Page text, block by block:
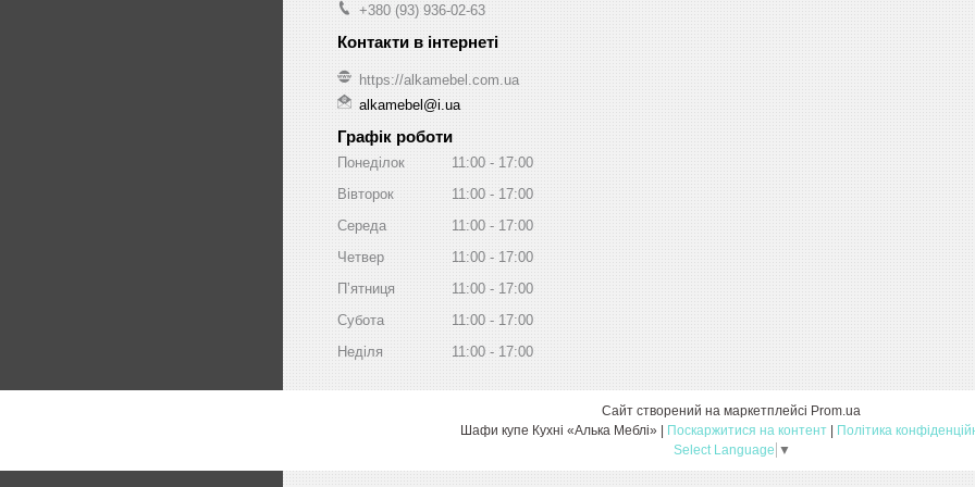
+380 (93) 936-02-63
https://alkamebel.com.ua
alkamebel@i.ua
Графік роботи
Понеділок 11:00
17:00
Вівторок
11:00
17:00
Середа
11:00
17:00
Четвер
11:00
17:00
Пʼятниця
11:00
17:00
Субота
11:00
17:00
Неділя
11:00 17:00
Сайт створений на маркетплейсі Prom.ua
Шафи купе Кухні «Алька Меблі» | Поскаржитися на контент | Політика
Select Language ▼